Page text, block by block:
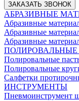
ЗАКАЗАТЬ ЗВОНОК
АБРАЗИВНЫЕ
Абразивные
Абразивные
Абразивные
Полировальные
Полировальные
Салфетки
ИНСТРУМЕНТЫ
Пневмоинструмент